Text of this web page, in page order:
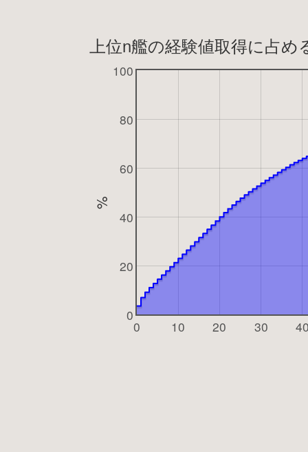
上位n艦の経験値取得に占め
0 10 20 30
0
20
40
60
80
100
%